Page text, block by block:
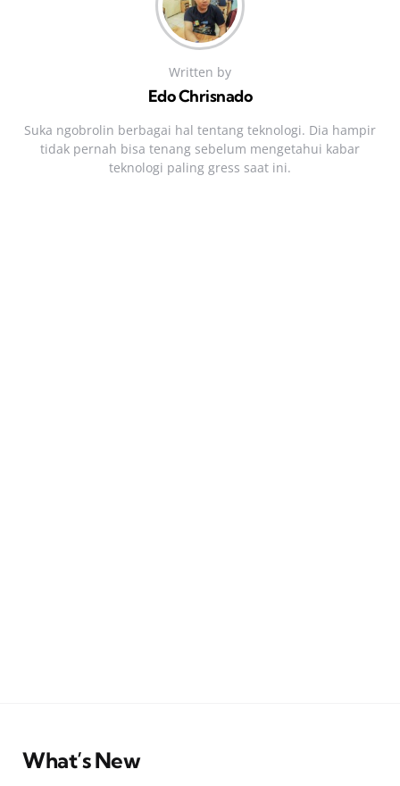
Written by
Edo Chrisnado
Suka ngobrolin berbagai hal tentang teknologi. Dia hampir
tidak pernah bisa tenang sebelum mengetahui kabar
teknologi paling gress saat ini.
What’s New